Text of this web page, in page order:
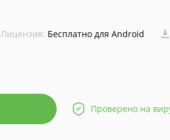
Лицензия: Бесплатно для Android
Проверено на